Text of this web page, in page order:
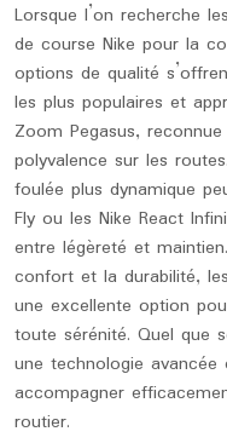
Lorsque l’on recherche
de course Nike pour la
options de qualité
les plus populaires et
Zoom Pegasus,
polyvalence sur les
foulée plus dynamique
Fly ou les Nike React
entre légèreté et
confort et la durabilité,
une excellente option
toute sérénité. Quel que
une technologie
accompagner
routier.